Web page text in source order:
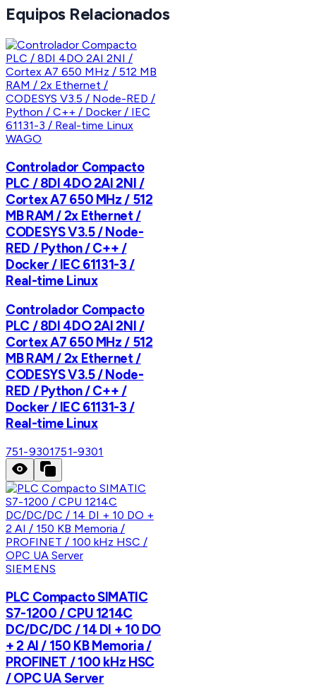
Equipos Relacionados
WAGO
Controlador Compacto
PLC / 8DI 4DO 2AI 2NI /
Cortex A7 650 MHz / 512
MB RAM / 2x Ethernet /
CODESYS V3.5 / Node-
RED / Python / C++ /
Docker / IEC 61131-3 /
Real-time Linux
Controlador Compacto
PLC / 8DI 4DO 2AI 2NI /
Cortex A7 650 MHz / 512
MB RAM / 2x Ethernet /
CODESYS V3.5 / Node-
RED / Python / C++ /
Docker / IEC 61131-3 /
Real-time Linux
751-9301751-9301
SIEMENS
PLC Compacto SIMATIC
S7-1200 / CPU 1214C
DC/DC/DC / 14 DI + 10 DO
+ 2 AI / 150 KB Memoria /
PROFINET / 100 kHz HSC
/ OPC UA Server